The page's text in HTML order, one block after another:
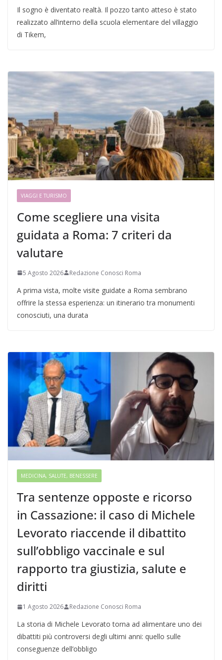
Il sogno è diventato realtà. Il pozzo tanto atteso è stato
realizzato all’interno della scuola elementare del villaggio
di Tikem,
VIAGGI E TURISMO
Come scegliere una visita
guidata a Roma: 7 criteri da
valutare
5 Agosto 2026 Redazione Conosci Roma
A prima vista, molte visite guidate a Roma sembrano
offrire la stessa esperienza: un itinerario tra monumenti
conosciuti, una durata
MEDICINA, SALUTE, BENESSERE
Tra sentenze opposte e ricorso
in Cassazione: il caso di Michele
Levorato riaccende il dibattito
sull’obbligo vaccinale e sul
rapporto tra giustizia, salute e
diritti
1 Agosto 2026 Redazione Conosci Roma
La storia di Michele Levorato torna ad alimentare uno dei
dibattiti più controversi degli ultimi anni: quello sulle
conseguenze dell’obbligo